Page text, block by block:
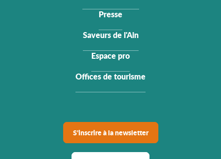
Presse
Saveurs de l'Ain
Espace pro
Offices de tourisme
S'inscrire à la newsletter